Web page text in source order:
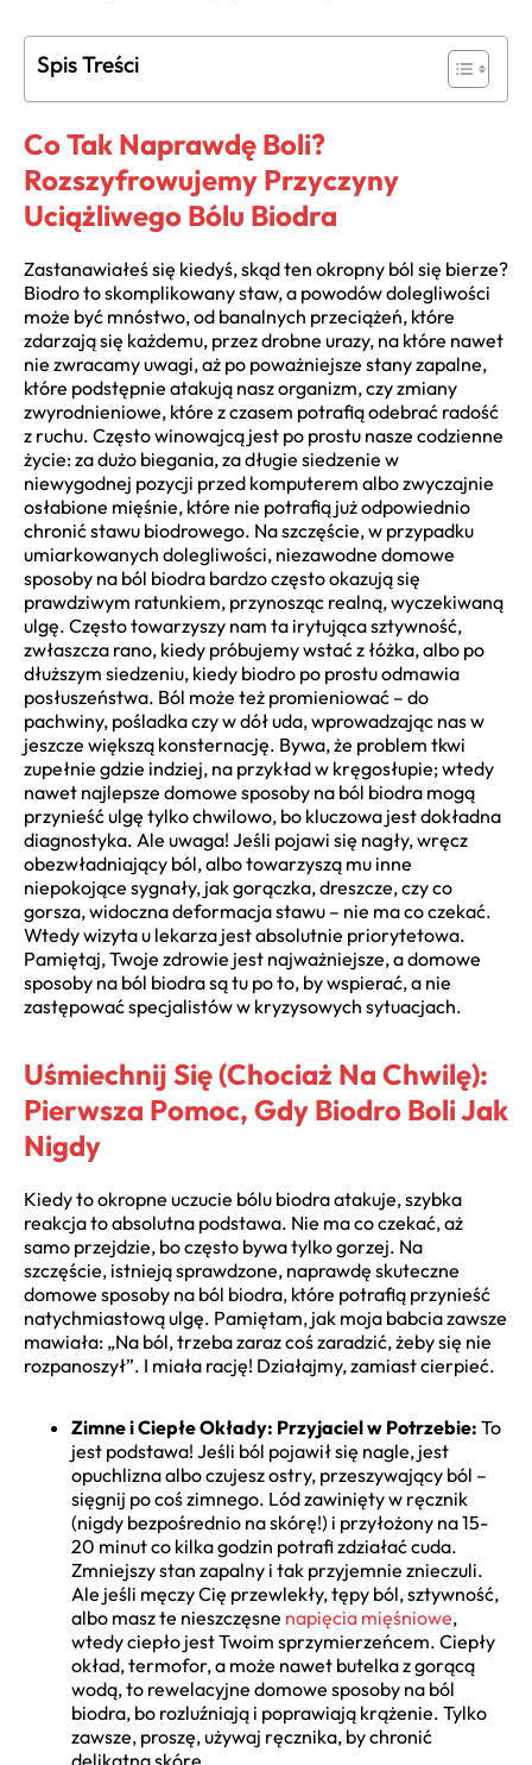
Spis Treści
Co Tak Naprawdę Boli?
Rozszyfrowujemy Przyczyny
Uciążliwego Bólu Biodra
Zastanawiałeś się kiedyś, skąd ten okropny ból się bierze?
Biodro to skomplikowany staw, a powodów dolegliwości
może być mnóstwo, od banalnych przeciążeń, które
zdarzają się każdemu, przez drobne urazy, na które nawet
nie zwracamy uwagi, aż po poważniejsze stany zapalne,
które podstępnie atakują nasz organizm, czy zmiany
zwyrodnieniowe, które z czasem potrafią odebrać radość
z ruchu. Często winowajcą jest po prostu nasze codzienne
życie: za dużo biegania, za długie siedzenie w
niewygodnej pozycji przed komputerem albo zwyczajnie
osłabione mięśnie, które nie potrafią już odpowiednio
chronić stawu biodrowego. Na szczęście, w przypadku
umiarkowanych dolegliwości, niezawodne domowe
sposoby na ból biodra bardzo często okazują się
prawdziwym ratunkiem, przynosząc realną, wyczekiwaną
ulgę. Często towarzyszy nam ta irytująca sztywność,
zwłaszcza rano, kiedy próbujemy wstać z łóżka, albo po
dłuższym siedzeniu, kiedy biodro po prostu odmawia
posłuszeństwa. Ból może też promieniować – do
pachwiny, pośladka czy w dół uda, wprowadzając nas w
jeszcze większą konsternację. Bywa, że problem tkwi
zupełnie gdzie indziej, na przykład w kręgosłupie; wtedy
nawet najlepsze domowe sposoby na ból biodra mogą
przynieść ulgę tylko chwilowo, bo kluczowa jest dokładna
diagnostyka. Ale uwaga! Jeśli pojawi się nagły, wręcz
obezwładniający ból, albo towarzyszą mu inne
niepokojące sygnały, jak gorączka, dreszcze, czy co
gorsza, widoczna deformacja stawu – nie ma co czekać.
Wtedy wizyta u lekarza jest absolutnie priorytetowa.
Pamiętaj, Twoje zdrowie jest najważniejsze, a domowe
sposoby na ból biodra są tu po to, by wspierać, a nie
zastępować specjalistów w kryzysowych sytuacjach.
Uśmiechnij Się (Chociaż Na Chwilę):
Pierwsza Pomoc, Gdy Biodro Boli Jak
Nigdy
Kiedy to okropne uczucie bólu biodra atakuje, szybka
reakcja to absolutna podstawa. Nie ma co czekać, aż
samo przejdzie, bo często bywa tylko gorzej. Na
szczęście, istnieją sprawdzone, naprawdę skuteczne
domowe sposoby na ból biodra, które potrafią przynieść
natychmiastową ulgę. Pamiętam, jak moja babcia zawsze
mawiała: „Na ból, trzeba zaraz coś zaradzić, żeby się nie
rozpanoszył”. I miała rację! Działajmy, zamiast cierpieć.
Zimne i Ciepłe Okłady: Przyjaciel w Potrzebie: To
jest podstawa! Jeśli ból pojawił się nagle, jest
opuchlizna albo czujesz ostry, przeszywający ból –
sięgnij po coś zimnego. Lód zawinięty w ręcznik
(nigdy bezpośrednio na skórę!) i przyłożony na 15-
20 minut co kilka godzin potrafi zdziałać cuda.
Zmniejszy stan zapalny i tak przyjemnie znieczuli.
Ale jeśli męczy Cię przewlekły, tępy ból, sztywność,
albo masz te nieszczęsne napięcia mięśniowe,
wtedy ciepło jest Twoim sprzymierzeńcem. Ciepły
okład, termofor, a może nawet butelka z gorącą
wodą, to rewelacyjne domowe sposoby na ból
biodra, bo rozluźniają i poprawiają krążenie. Tylko
zawsze, proszę, używaj ręcznika, by chronić
delikatną skórę.